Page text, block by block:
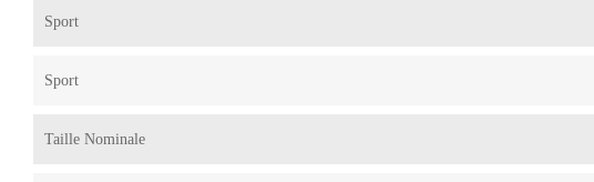
Sport
Sport
Taille Nominale